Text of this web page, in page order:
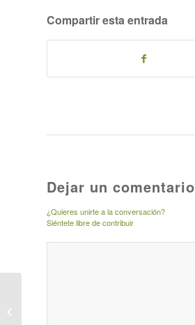
Compartir esta entrada
Dejar un comentario
¿Quieres unirte a la conversación?
Siéntete libre de contribuir